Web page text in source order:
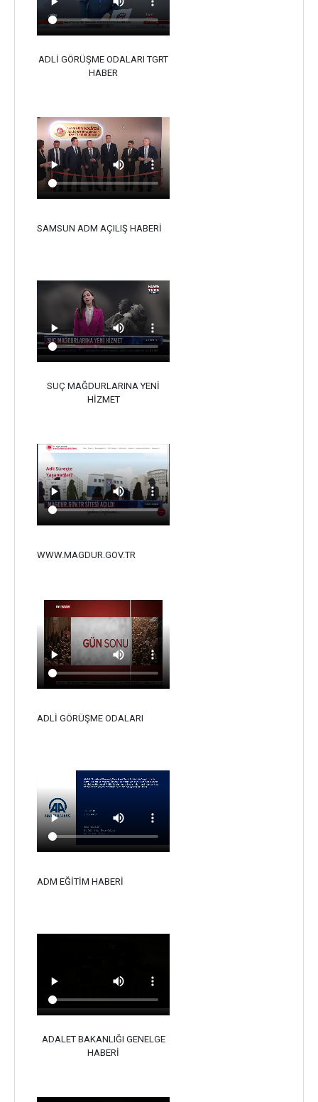
ADLİ GÖRÜŞME ODALARI TGRT
HABER
SAMSUN ADM AÇILIŞ HABERİ
SUÇ MAĞDURLARINA YENİ
HİZMET
WWW.MAGDUR.GOV.TR
ADLİ GÖRÜŞME ODALARI
ADM EĞİTİM HABERİ
ADALET BAKANLIĞI GENELGE
HABERİ